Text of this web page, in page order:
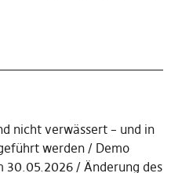
nicht verwässert – und in
werden
Demo
30.05.2026
Änderung des